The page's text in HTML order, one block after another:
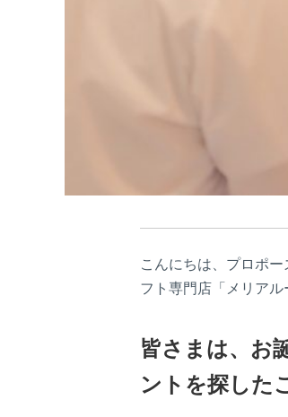
こんにちは、プロポ
フト専門店「メリアル
皆さまは、 お
ントを探した